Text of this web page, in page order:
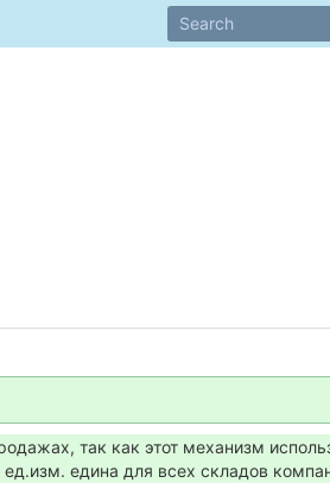
так как этот механизм
едина для всех складов